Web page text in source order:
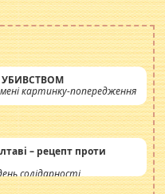
мені картинку-попередження
– рецепт проти
солідарності